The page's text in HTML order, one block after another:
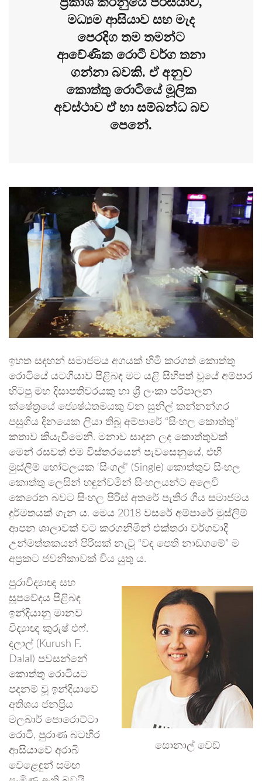
මධ්‍යම ආසියාව සහ මැද
පෙරදිග තම තමන්ට
ආවේණික රොටී වර්ග තනා
ගන්නා බවකි. ඒ අනුව
කොත්තු රොටියේ මූලික
අවස්ථාව ඒ හා සම්බන්ධ බව
පෙනේ.
ඉහත සඳහන් සමාජමය අගයක් හිමි කරගත් කොත්තු
රොටියේ යටගියාව පිළිබඳ මට යළි සිහිපත් වූයේ අම්පාර
හිටපු මහ දිසාපතිවරයකු හා ශ්‍රී ලංකා පරිපාලන
ක්ෂේත්‍රයේ ජ්‍යෙෂ්ඨතමයකු වන සුනිල් කන්නන්ගර
පසුගිය දිනයෙක ලියා තිබූ අම්පාරේ “සිංහල කොත්තු”
කතාව කියැවීමෙනි. මනාව සාදන ලද කොත්තුවක්
මෙන් රසවත් එම විස්තරයෙන් පැවසෙනුයේ, එහි
මුස්ලිම් හෝටලයක ‘සිංගල්’ (Single) කොත්තුව සිංහල
කොත්තු ලෙසින් හඳුන්වමින් සිංහලයන්ට අලෙවි
කෙරෙන බවට සිංහල පිරිස් අතරේ පැතිර ගිය සමාජමය
දුර්මතයක් ගැන ය. මෙය 2018 වසරේ අම්පාරේ මුස්ලිම්
ආපන ශාලාවක් වට කරගනිමින් එක්තරා වර්ගවාදී
උන්මත්තකයන් පිරිසක් නැටූ “වඳ පෙති නාඩගමේ” ම
අප්‍රකට ජවනිකාවක් විය යුතු ය.
සොනාල් වෙඩ්
පුරාවිද්‍යාඥ සහ
සූපවේදය පිළිබඳ
ඉන්දියානු මානව
විද්‍යාඥ කුරුෂ් එෆ්.
දලාල් (Kurush F.
Dalal) පවසන්නේ
කොත්තු රොටියට
පදනම් වූ ඉන්දියාවේ
අතිශය ජනප්‍රිය
මලබාර් පොරොට්ටා
රොටී, පුරාණ බටහිර
ආසියාවේ අරාබි
වෙළෙඳුන් සමඟ